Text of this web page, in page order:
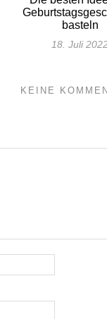
basteln
18. Juli
KEINE